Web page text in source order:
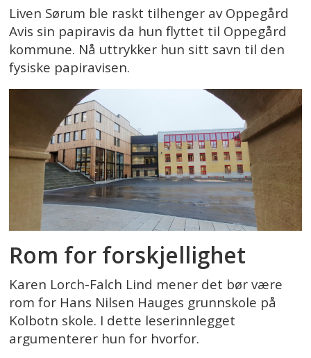
Liven Sørum ble raskt tilhenger av Oppegård
Avis sin papiravis da hun flyttet til Oppegård
kommune. Nå uttrykker hun sitt savn til den
fysiske papiravisen.
Rom for forskjellighet
Karen Lorch-Falch Lind mener det bør være
rom for Hans Nilsen Hauges grunnskole på
Kolbotn skole. I dette leserinnlegget
argumenterer hun for hvorfor.